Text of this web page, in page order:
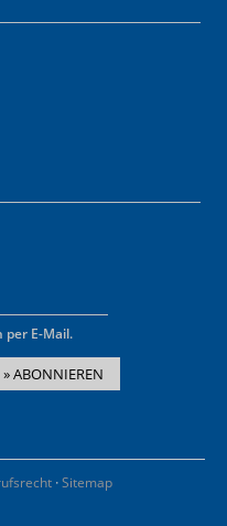
E-Mail.
» ABONNIEREN
·Sitemap